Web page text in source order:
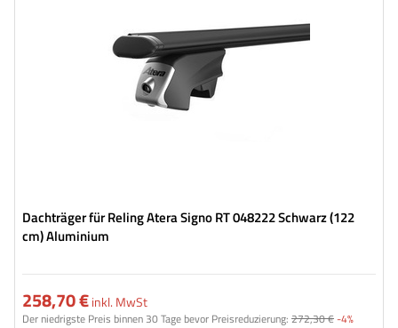
Dachträger für Reling Atera Signo RT 048222 Schwarz (122
cm) Aluminium
258,70 €inkl. MwSt
Der niedrigste Preis binnen 30 Tage bevor Preisreduzierung: 272,30 €-4%